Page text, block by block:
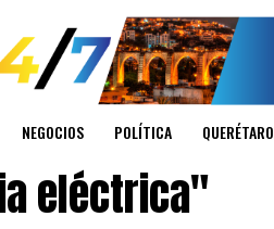
NEGOCIOS POLÍTICA QUERÉTARO
eléctrica"